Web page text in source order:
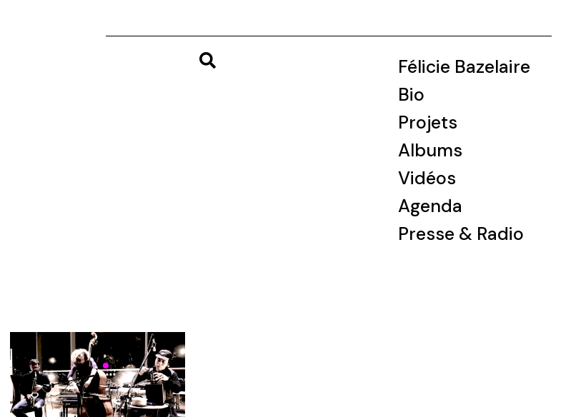
Félicie Bazelaire
Bio
Projets
Albums
Vidéos
Agenda
Presse & Radio